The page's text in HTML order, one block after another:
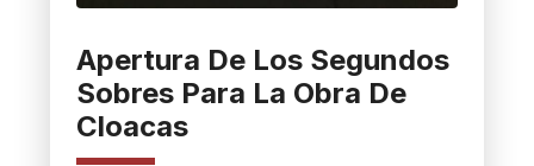
Apertura De Los Segundos
Sobres Para La Obra De
Cloacas